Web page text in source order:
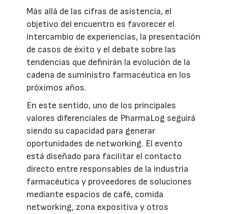
Más allá de las cifras de asistencia, el
objetivo del encuentro es favorecer el
intercambio de experiencias, la presentación
de casos de éxito y el debate sobre las
tendencias que definirán la evolución de la
cadena de suministro farmacéutica en los
próximos años.
En este sentido, uno de los principales
valores diferenciales de PharmaLog seguirá
siendo su capacidad para generar
oportunidades de networking. El evento
está diseñado para facilitar el contacto
directo entre responsables de la industria
farmacéutica y proveedores de soluciones
mediante espacios de café, comida
networking, zona expositiva y otros